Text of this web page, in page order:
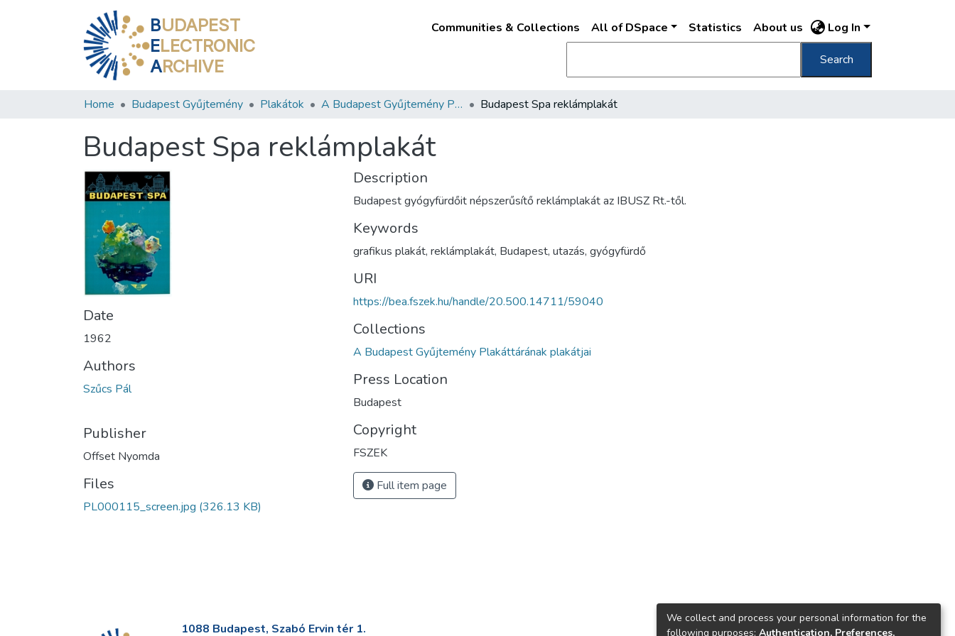
BUDAPEST
ELECTRONIC
ARCHIVE
Communities & Collections All of DSpace Statistics About us Log In
Search
Home Budapest Gyűjtemény Plakátok A Budapest Gyűjtemény Plakáttárának plakátjai Budapest Spa reklámplakát
Budapest Spa reklámplakát
Date
1962
Authors
Szűcs Pál
Publisher
Offset Nyomda
Files
PL000115_screen.jpg (326.13 KB)
Description
Budapest gyógyfürdőit népszerűsítő reklámplakát az IBUSZ Rt.-től.
Keywords
grafikus plakát, reklámplakát, Budapest, utazás, gyógyfürdő
URI
https://bea.fszek.hu/handle/20.500.14711/59040
Collections
A Budapest Gyűjtemény Plakáttárának plakátjai
Press Location
Budapest
Copyright
FSZEK
Full item page
1088 Budapest, Szabó Ervin tér 1.
We collect and process your personal information for the
following purposes: Authentication, Preferences,